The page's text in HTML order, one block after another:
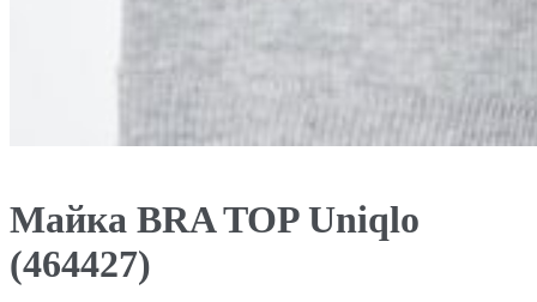
Майка BRA TOP Uniqlo
(464427)